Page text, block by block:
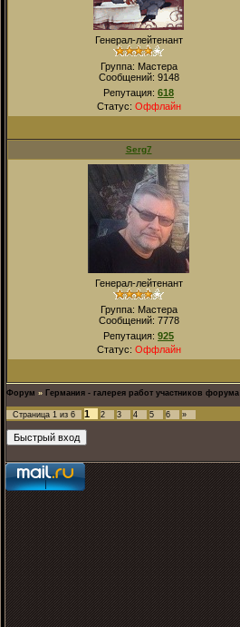
Генерал-лейтенант
Группа: Мастера
Сообщений: 9148
Репутация: 618
Статус: Оффлайн
Serg7
Генерал-лейтенант
Группа: Мастера
Сообщений: 7778
Репутация: 925
Статус: Оффлайн
Форум » Германия - галерея работ участников форума
Страница 1 из 6 1 2 3 4 5 6 »